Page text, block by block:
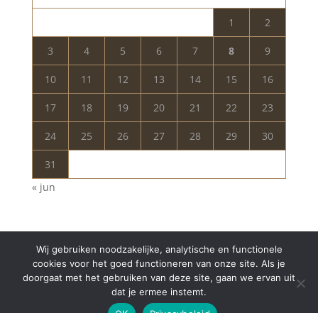
1 2
3 4 5 6 7 8 9
10 11 12 13 14 15 16
17 18 19 20 21 22 23
24 25 26 27 28 29 30
31
« jun
Copyright © 2024 Aurelia Schoonheidssalon | All
Wij gebruiken noodzakelijke, analytische en functionele
cookies voor het goed functioneren van onze site. Als je
doorgaat met het gebruiken van deze site, gaan we ervan uit
dat je ermee instemt.